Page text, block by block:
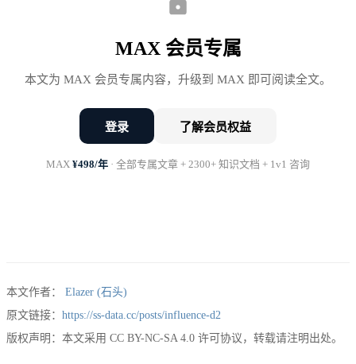
32K？是不是自己要低了？隔壁老王说他当时要的
35K，公司给了33K。是不是应该再往上谈谈？但
offer都发了，再谈会不会显得不专业？
最后你接了。然后在入职后的某个瞬间，无意中得知
这是绝大多数人谈薪资的真实状态：心里没底，随便
报价，事后后悔。
MAX 会员专属
本文为 MAX 会员专属内容，升级到 MAX 即可阅读全文。
登录 了解会员权益
MAX ¥498/年 · 全部专属文章 + 2300+ 知识文档 + 1v1 咨询
本文作者：
Elazer (石头)
原文链接： https://ss-data.cc/posts/influence-d2
版权声明：本文采用 CC BY-NC-SA 4.0 许可协议，转载请注明出处。